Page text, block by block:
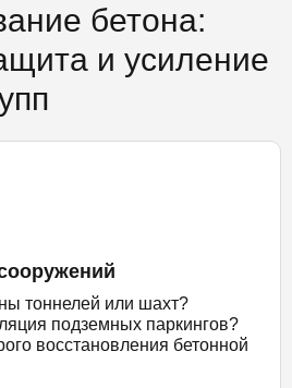
бетона:
и усиление
тоннелей или шахт?
подземных паркингов?
восстановления бетонной